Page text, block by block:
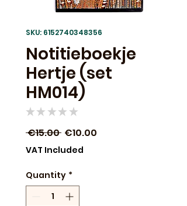
SKU: 6152740348356
Notitieboekje
Hertje (set
HM014)
★ ★ ★ ★ ★
€15.00 Regular
Price
€10.00
VAT Included
Quantity *